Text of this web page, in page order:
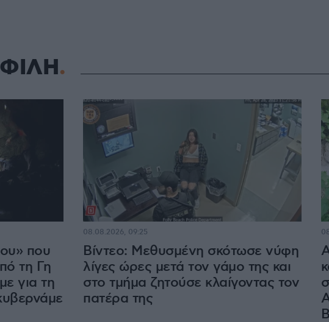
που
τη Γη
για τη
Βίντεο: Μεθυσμένη σκότωσε νύφη
λίγες ώρες μετά τον γάμο της και
στο τμήμα ζητούσε κλαίγοντας τον
πατέρα της
08.08.2026, 09:25